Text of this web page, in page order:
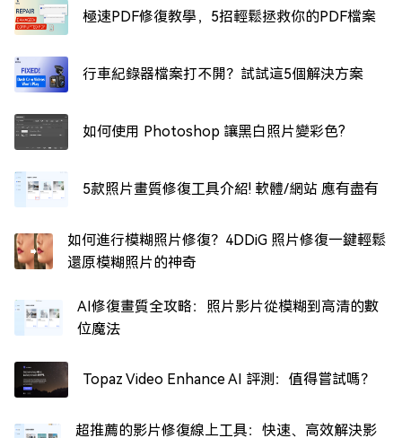
極速PDF修復教學，5招輕鬆拯救你的PDF檔案
行車紀錄器檔案打不開？試試這5個解決方案
如何使用 Photoshop 讓黑白照片變彩色?
5款照片畫質修復工具介紹! 軟體/網站 應有盡有
如何進行模糊照片修復？4DDiG 照片修復一鍵輕鬆
還原模糊照片的神奇
AI修復畫質全攻略：照片影片從模糊到高清的數
位魔法
Topaz Video Enhance AI 評測：值得嘗試嗎？
超推薦的影片修復線上工具：快速、高效解決影